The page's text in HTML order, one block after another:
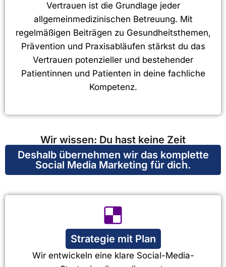
Vertrauen ist die Grundlage jeder
allgemeinmedizinischen Betreuung. Mit
regelmäßigen Beiträgen zu Gesundheitsthemen,
Prävention und Praxisabläufen stärkst du das
Vertrauen potenzieller und bestehender
Patientinnen und Patienten in deine fachliche
Kompetenz.
Wir wissen: Du hast keine Zeit
Deshalb übernehmen wir das komplette
Social Media Marketing für dich.
Strategie mit Plan
Wir entwickeln eine klare Social-Media-